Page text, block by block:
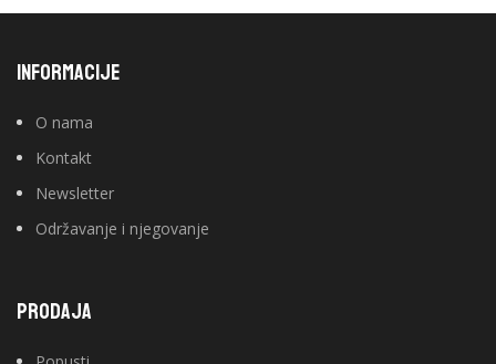
INFORMACIJE
O nama
Kontakt
Newsletter
Održavanje i njegovanje
PRODAJA